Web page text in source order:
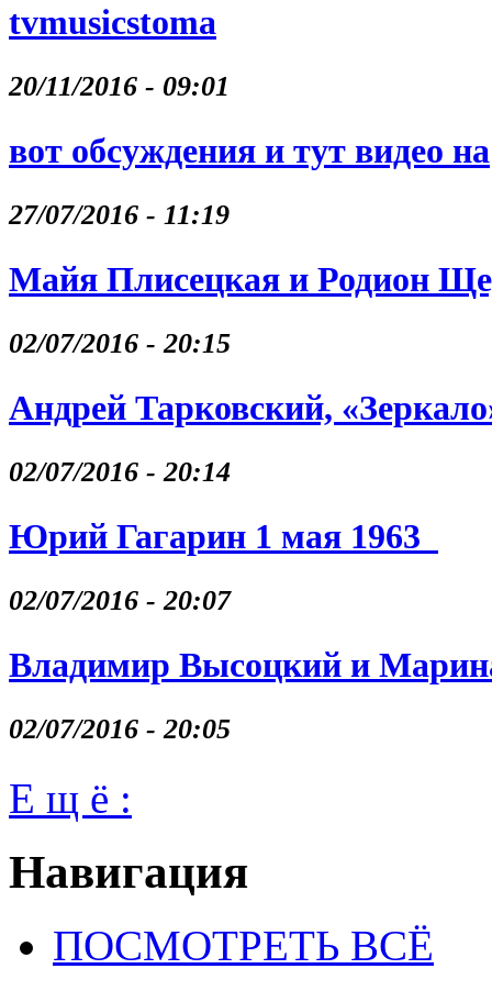
tvmusicstoma
20/11/2016 - 09:01
вот обсуждения и тут видео на
27/07/2016 - 11:19
Майя Плисецкая и Родион
02/07/2016 - 20:15
Андрей Тарковский,
02/07/2016 - 20:14
Юрий Гагарин 1 мая 1963
02/07/2016 - 20:07
Владимир Высоцкий и
02/07/2016 - 20:05
Е щ ё :
Навигация
ПОСМОТРЕТЬ ВСЁ